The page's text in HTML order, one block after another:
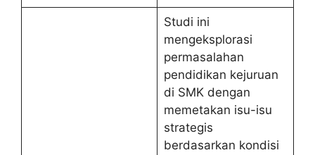
Studi ini
mengeksplorasi
permasalahan
pendidikan kejuruan
di SMK dengan
memetakan isu-isu
strategis
berdasarkan kondisi